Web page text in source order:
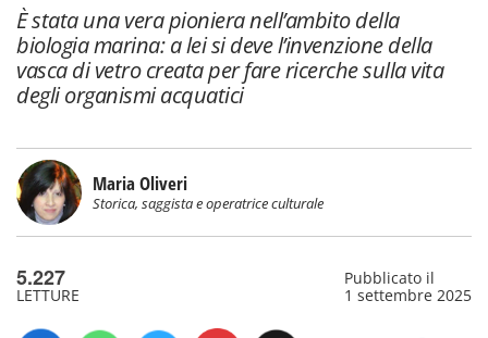
È stata una vera pioniera nell’ambito della
biologia marina: a lei si deve l’invenzione della
vasca di vetro creata per fare ricerche sulla vita
degli organismi acquatici
Maria Oliveri
Storica, saggista e operatrice culturale
5.227
LETTURE
Pubblicato il
1 settembre 2025